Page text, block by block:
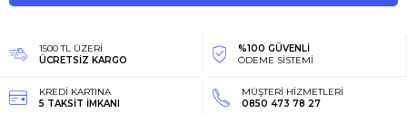
1500 TL ÜZERİ
ÜCRETSİZ KARGO
%100 GÜVENLİ
ÖDEME SİSTEMİ
KREDİ KARTINA
5 TAKSİT İMKANI
MÜŞTERİ HİZMETLERİ
0850 473 78 27